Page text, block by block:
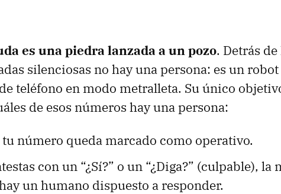
es una piedra lanzada a un pozo. Detrás de
silenciosas no hay una persona: es un
teléfono en modo metralleta. Su único
de esos números hay una persona:
tu número queda marcado como operativo.
con un “¿Sí?” o un “¿Diga?” (culpable), la
un humano dispuesto a responder.